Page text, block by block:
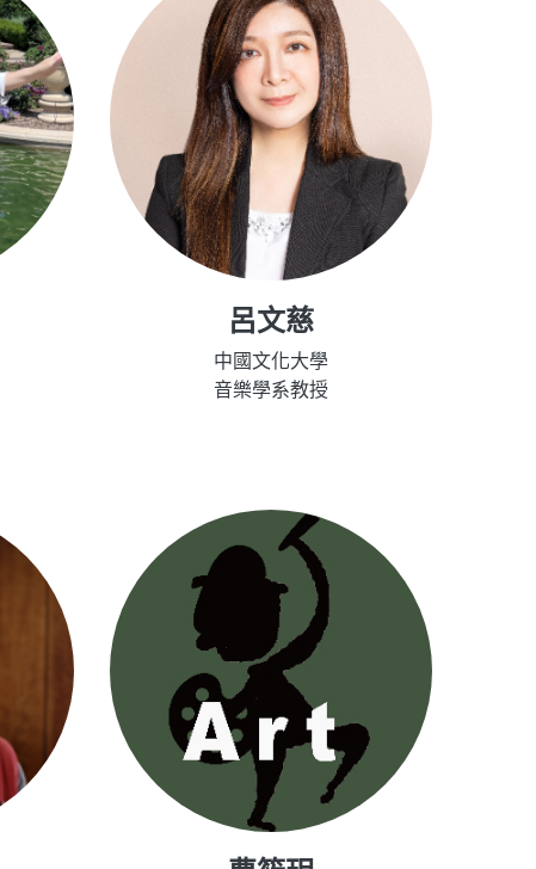
呂文慈
中國文化大學
音樂學系教授